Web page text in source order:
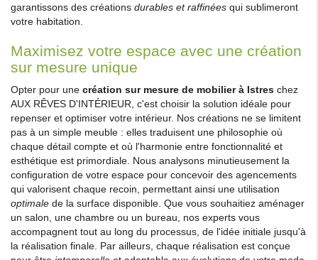
garantissons des créations durables et raffinées qui sublimeront
votre habitation.
Maximisez votre espace avec une création
sur mesure unique
Opter pour une création sur mesure de mobilier à Istres chez
AUX RÊVES D'INTÉRIEUR, c'est choisir la solution idéale pour
repenser et optimiser votre intérieur. Nos créations ne se limitent
pas à un simple meuble : elles traduisent une philosophie où
chaque détail compte et où l'harmonie entre fonctionnalité et
esthétique est primordiale. Nous analysons minutieusement la
configuration de votre espace pour concevoir des agencements
qui valorisent chaque recoin, permettant ainsi une utilisation
optimale de la surface disponible. Que vous souhaitiez aménager
un salon, une chambre ou un bureau, nos experts vous
accompagnent tout au long du processus, de l'idée initiale jusqu'à
la réalisation finale. Par ailleurs, chaque réalisation est conçue